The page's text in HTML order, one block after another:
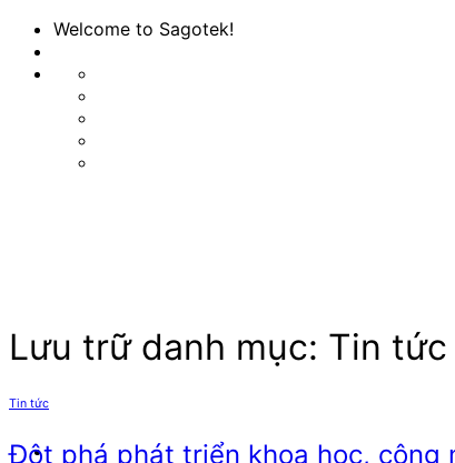
qua
Welcome to Sagotek!
Lưu trữ danh mục: Tin tức
Tin tức
Đột phá phát triển khoa học, công